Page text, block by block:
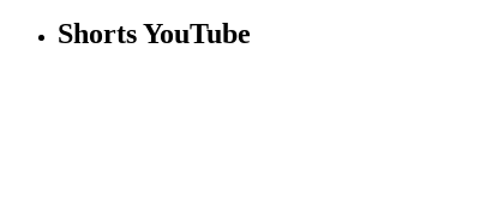
Shorts YouTube